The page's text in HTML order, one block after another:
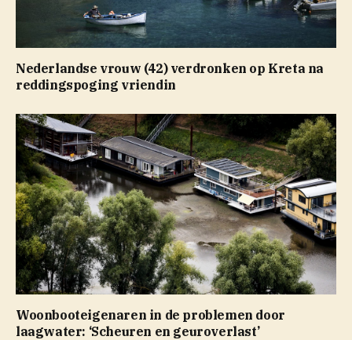
Nederlandse vrouw (42) verdronken op Kreta na
reddingspoging vriendin
Woonbooteigenaren in de problemen door
laagwater: ‘Scheuren en geuroverlast’